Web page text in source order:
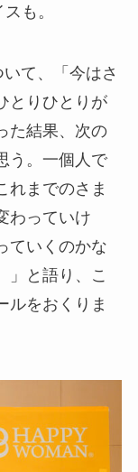
も。
て、「今はさ
とりひとりが
た結果、次の
う。一個人で
れまでのさま
わっていけ
ていくのかな
」と語り、こ
ルをおくりま